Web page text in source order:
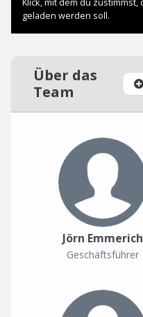
Über das
Team
Jörn Emmerich
Geschäftsführer